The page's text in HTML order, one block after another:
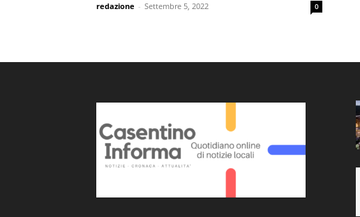
redazione - Settembre 5, 2022 0